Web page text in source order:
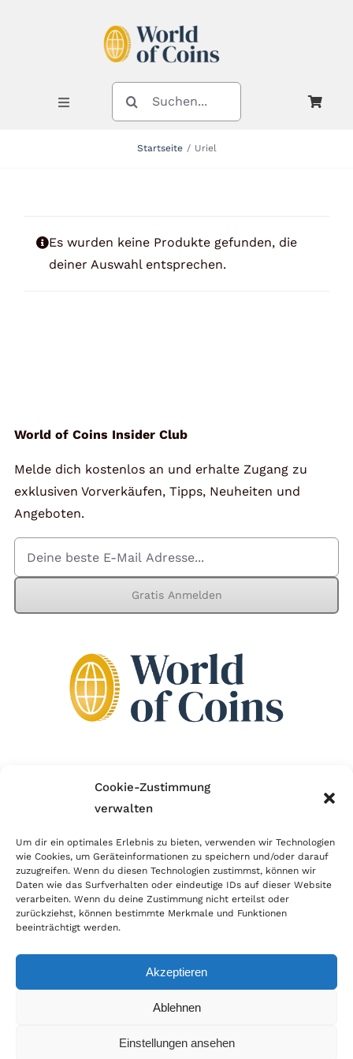
Cookie-Zustimmung
verwalten
Um dir ein optimales Erlebnis zu bieten, verwenden wir Technologien
wie Cookies, um Geräteinformationen zu speichern und/oder darauf
zuzugreifen. Wenn du diesen Technologien zustimmst, können wir
Daten wie das Surfverhalten oder eindeutige IDs auf dieser Website
verarbeiten. Wenn du deine Zustimmung nicht erteilst oder
zurückziehst, können bestimmte Merkmale und Funktionen
beeinträchtigt werden.
Akzeptieren
Ablehnen
Einstellungen ansehen
Toggle
Navigation
Kontakt
Mein Konto
Warenkorb
SUCHE
NACH:
Startseite Uriel
Es wurden keine Produkte gefunden, die
deiner Auswahl entsprechen.
World of Coins Insider Club
Melde dich kostenlos an und erhalte Zugang zu
exklusiven Vorverkäufen, Tipps, Neuheiten und
Angeboten.
Gratis Anmelden
Wir sind Mitglied im Händlerbund!
erfolgreichen E-Commerce ein. Auch wir sind wie
viele Onlineshops im Netz Mitglied im Händlerbund
und unterstützen fairen Onlinehandel.
© Copyright 2026 | World of Coins |Impressum|Datenschutz|Cookie
|Zahlung & Versand